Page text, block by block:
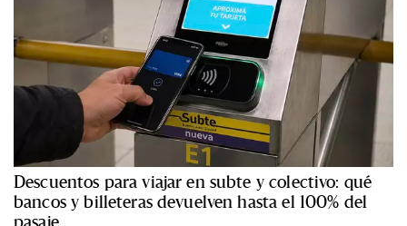
Descuentos para viajar en subte y colectivo: qué
bancos y billeteras devuelven hasta el 100% del